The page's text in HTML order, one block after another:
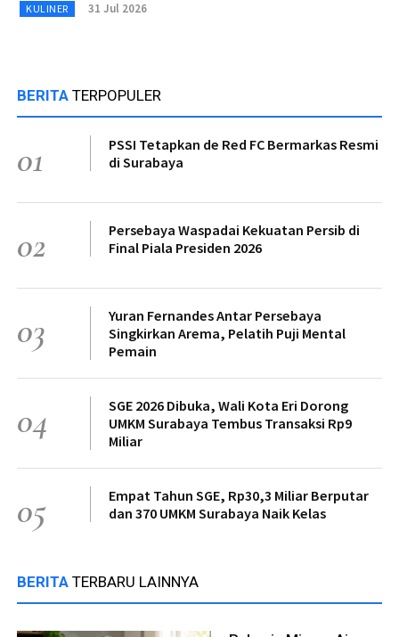
KULINER 31 Jul 2026
BERITA TERPOPULER
01
PSSI Tetapkan de Red FC Bermarkas Resmi
di Surabaya
02
Persebaya Waspadai Kekuatan Persib di
Final Piala Presiden 2026
03
Yuran Fernandes Antar Persebaya
Singkirkan Arema, Pelatih Puji Mental
Pemain
04
SGE 2026 Dibuka, Wali Kota Eri Dorong
UMKM Surabaya Tembus Transaksi Rp9
Miliar
05
Empat Tahun SGE, Rp30,3 Miliar Berputar
dan 370 UMKM Surabaya Naik Kelas
BERITA TERBARU LAINNYA